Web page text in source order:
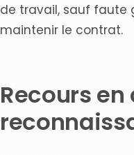
de travail, sauf faute
maintenir le contrat.
Recours